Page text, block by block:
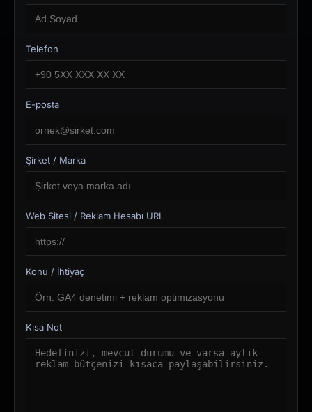
Telefon
E-posta
Şirket / Marka
Web Sitesi / Reklam Hesabı URL
Konu / İhtiyaç
Kısa Not